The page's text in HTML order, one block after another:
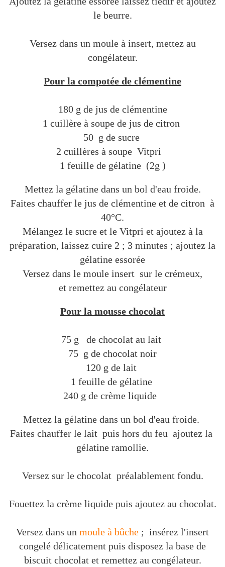
le beurre.
Versez dans un moule à insert, mettez au
congélateur.
Pour la compotée de clémentine
180 g de jus de clémentine
1 cuillère à soupe de jus de citron
50 g de sucre
2 cuillères à soupe Vitpri
1 feuille de gélatine (2g )
Mettez la gélatine dans un bol d'eau froide.
Faites chauffer le jus de clémentine et de citron à
40°C.
Mélangez le sucre et le Vitpri et ajoutez à la
préparation, laissez cuire 2 ; 3 minutes ; ajoutez la
gélatine essorée
Versez dans le moule insert sur le crémeux,
et remettez au congélateur
Pour la mousse chocolat
75 g de chocolat au lait
75 g de chocolat noir
120 g de lait
1 feuille de gélatine
240 g de crème liquide
Mettez la gélatine dans un bol d'eau froide.
Faites chauffer le lait puis hors du feu ajoutez la
gélatine ramollie.
Versez sur le chocolat préalablement fondu.
Fouettez la crème liquide puis ajoutez au chocolat.
Versez dans un moule à bûche ; insérez l'insert
congelé délicatement puis disposez la base de
biscuit chocolat et remettez au congélateur.